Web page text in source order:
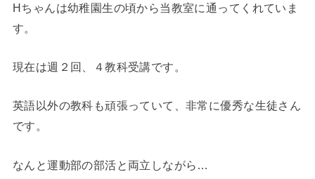
Hちゃんは幼稚園生の頃から当教室に通ってくれていま
す。
現在は週２回、４教科受講です。
英語以外の教科も頑張っていて、非常に優秀な生徒さん
です。
なんと運動部の部活と両立しながら…